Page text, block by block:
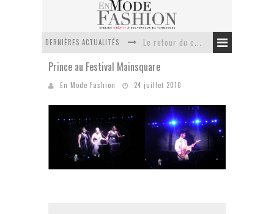
DERNIÈRES ACTUALITÉS
Le retour du cachemire version casual
Week-end spa en automne : quel maillot de bain choisir ?
Pourquoi le costume sur mesure à Paris est un incontournable de l’élégance contemporaine ?
Anti chute cheveux homme : quelles solutions pour renforcer sa chevelure ?
Prince au Festival Mainsquare
En Mode Fashion 24 juillet 2010